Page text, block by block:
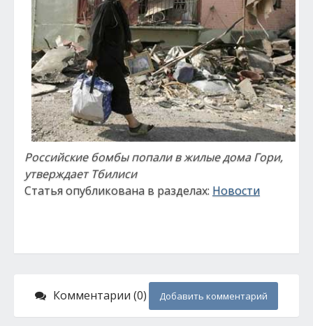
Российские бомбы попали в жилые дома Гори,
утверждает Тбилиси
Статья опубликована в разделах: Новости
Комментарии (0) Добавить комментарий